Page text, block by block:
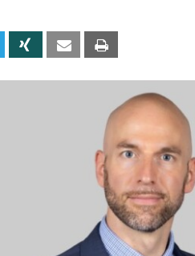
Linkedin Xing Email